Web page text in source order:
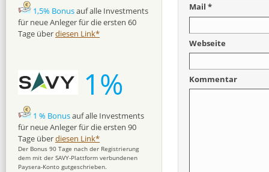
Mail *
Webseite
Kommentar
1,5% Bonusauf alle Investments
für neue Anleger für die ersten 60
Tage überdiesen Link*
1%
1 % Bonusauf alle Investments
für neue Anleger für die ersten 90
Tage überdiesen Link*
Der Bonus 90 Tage nach der Registrierung
dem mit der SAVY-Plattform verbundenen
Paysera-Konto gutgeschrieben.